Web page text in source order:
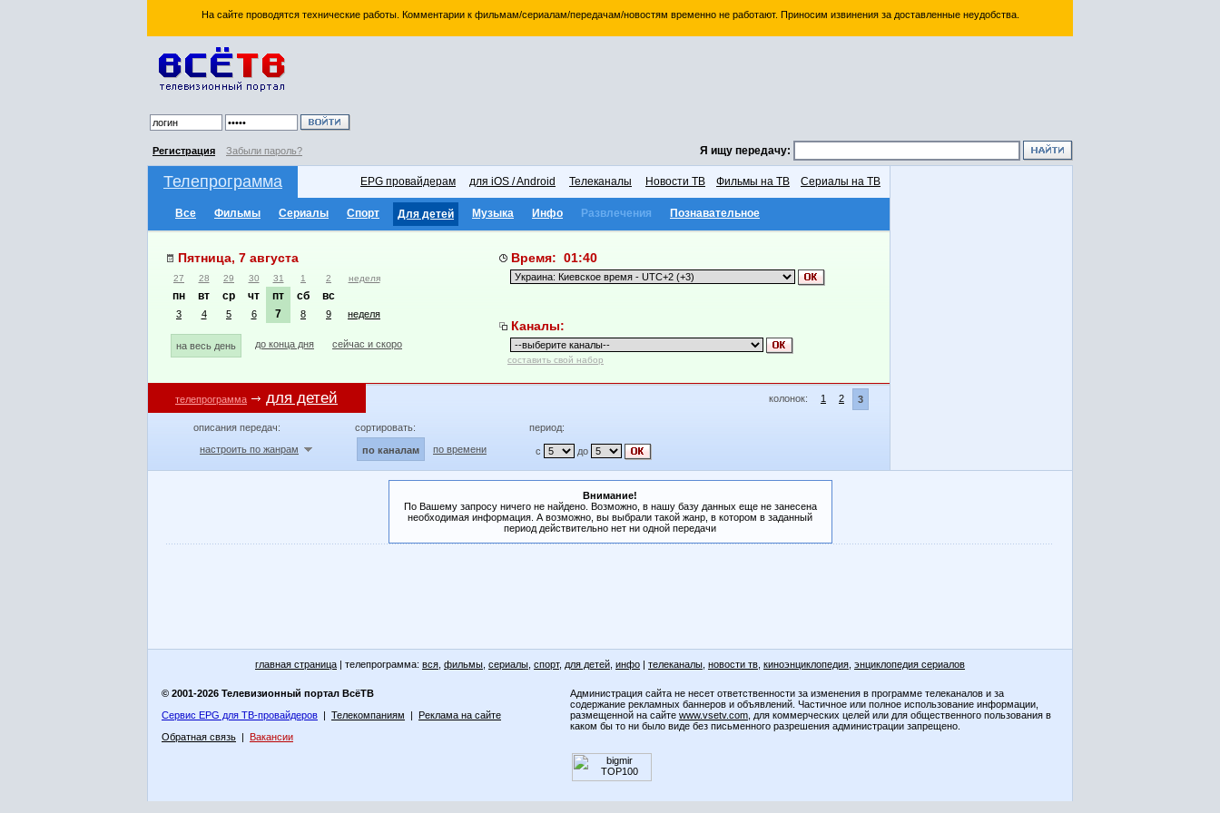
На сайте проводятся технические работы. Комментарии к фильмам/сериалам/передачам/новостям временно не работают. Приносим извинения за доставленные неудобства.
Регистрация Забыли пароль? Я ищу передачу:
Телепрограмма EPG провайдерам для iOS / Android Телеканалы Новости ТВ Фильмы на ТВ Сериалы на ТВ
Все Фильмы Сериалы Спорт Для детей Музыка Инфо Развлечения Познавательное
Пятница, 7 августа
27 28 29 30 31 1 2 неделя
пн вт ср чт пт сб вс
3 4 5 6 7 8 9 неделя
на весь день до конца дня сейчас и скоро
Время: 01:40
Каналы:
составить свой набор
телепрограмма для детей колонок: 1 2 3
описания передач:
настроить по жанрам
сортировать:
по каналам по времени
период:
с до
Внимание!
По Вашему запросу ничего не найдено. Возможно, в нашу базу данных еще не занесена
необходимая информация. А возможно, вы выбрали такой жанр, в котором в заданный
период действительно нет ни одной передачи
главная страница | телепрограмма: вся фильмы сериалы спорт, для детей инфо | телеканалы новости тв киноэнциклопедия энциклопедия сериалов
© 2001-2026 Телевизионный портал ВсёТВ
Сервис EPG для ТВ-провайдеров | Телекомпаниям | Реклама на сайте
Обратная связь | Вакансии
Администрация сайта не несет ответственности за изменения в программе телеканалов и за
содержание рекламных баннеров и объявлений. Частичное или полное использование информации,
размещенной на сайте www.vsetv.com , для коммерческих целей или для общественного пользования в
каком бы то ни было виде без письменного разрешения администрации запрещено.